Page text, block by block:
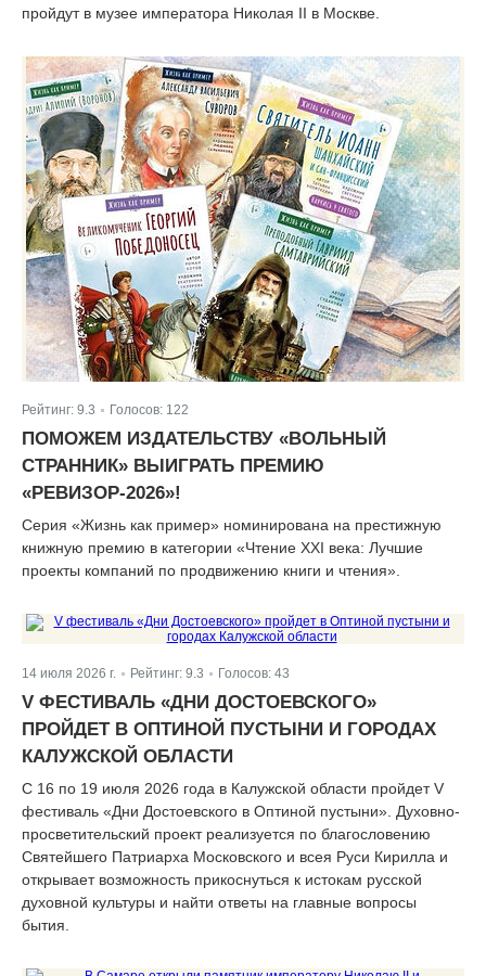
пройдут в музее императора Николая II в Москве.
Рейтинг: 9.3 Голосов: 122
ПОМОЖЕМ ИЗДАТЕЛЬСТВУ «ВОЛЬНЫЙ
СТРАННИК» ВЫИГРАТЬ ПРЕМИЮ
«РЕВИЗОР-2026»!
Серия «Жизнь как пример» номинирована на престижную
книжную премию в категории «Чтение XXI века: Лучшие
проекты компаний по продвижению книги и чтения».
14 июля 2026 г. | Рейтинг: 9.3 Голосов: 43
V ФЕСТИВАЛЬ «ДНИ ДОСТОЕВСКОГО»
ПРОЙДЕТ В ОПТИНОЙ ПУСТЫНИ И ГОРОДАХ
КАЛУЖСКОЙ ОБЛАСТИ
С 16 по 19 июля 2026 года в Калужской области пройдет V
фестиваль «Дни Достоевского в Оптиной пустыни». Духовно-
просветительский проект реализуется по благословению
Святейшего Патриарха Московского и всея Руси Кирилла и
открывает возможность прикоснуться к истокам русской
духовной культуры и найти ответы на главные вопросы
бытия.